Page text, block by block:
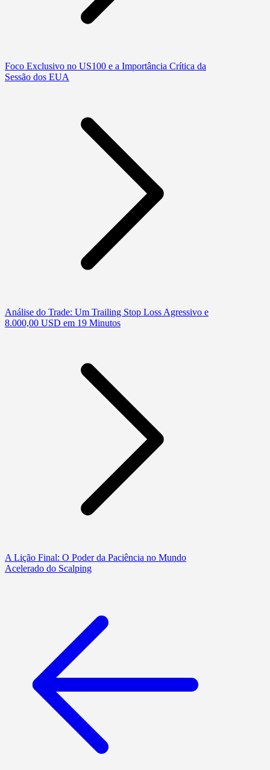
Foco Exclusivo no US100 e a Importância Crítica da
Sessão dos EUA
Análise do Trade: Um Trailing Stop Loss Agressivo e
8.000,00 USD em 19 Minutos
A Lição Final: O Poder da Paciência no Mundo
Acelerado do Scalping